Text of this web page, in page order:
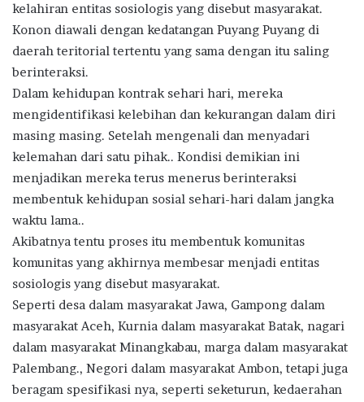
kelahiran entitas sosiologis yang disebut masyarakat.
Konon diawali dengan kedatangan Puyang Puyang di
daerah teritorial tertentu yang sama dengan itu saling
berinteraksi.
Dalam kehidupan kontrak sehari hari, mereka
mengidentifikasi kelebihan dan kekurangan dalam diri
masing masing. Setelah mengenali dan menyadari
kelemahan dari satu pihak.. Kondisi demikian ini
menjadikan mereka terus menerus berinteraksi
membentuk kehidupan sosial sehari-hari dalam jangka
waktu lama..
Akibatnya tentu proses itu membentuk komunitas
komunitas yang akhirnya membesar menjadi entitas
sosiologis yang disebut masyarakat.
Seperti desa dalam masyarakat Jawa, Gampong dalam
masyarakat Aceh, Kurnia dalam masyarakat Batak, nagari
dalam masyarakat Minangkabau, marga dalam masyarakat
Palembang., Negori dalam masyarakat Ambon, tetapi juga
beragam spesifikasi nya, seperti seketurun, kedaerahan